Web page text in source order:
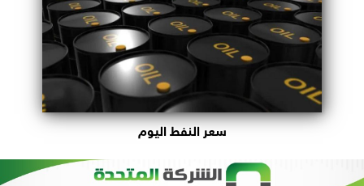
سعر النفط اليوم